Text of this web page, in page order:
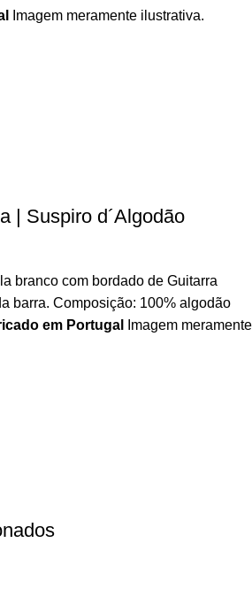
Imagem meramente ilustrativa.
| Suspiro d´Algodão
branco com bordado de Guitarra
barra. Composição: 100% algodão
em Portugal
Imagem meramente